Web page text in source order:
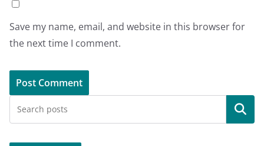
Save my name, email, and website in this browser for
the next time I comment.
Search